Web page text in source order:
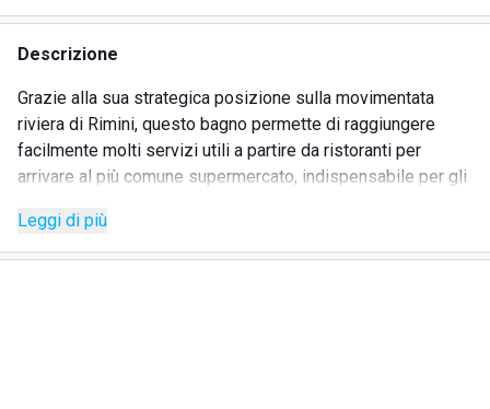
Descrizione
Grazie alla sua strategica posizione sulla movimentata
riviera di Rimini, questo bagno permette di raggiungere
facilmente molti servizi utili a partire da ristoranti per
arrivare al più comune supermercato, indispensabile per gli
curata e pulita dai gestori che si sono occupati anche di
dotarla di ogni comfort. È possibile trovare direttamente sul
Leggi di più